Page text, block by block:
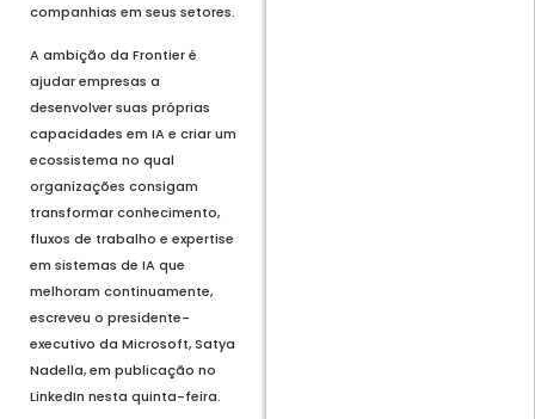
companhias em seus setores.
A ambição da Frontier é
ajudar empresas a
desenvolver suas próprias
capacidades em IA e criar um
ecossistema no qual
organizações consigam
transformar conhecimento,
fluxos de trabalho e expertise
em sistemas de IA que
melhoram continuamente,
escreveu o presidente-
executivo da Microsoft, Satya
Nadella, em publicação no
LinkedIn nesta quinta-feira.